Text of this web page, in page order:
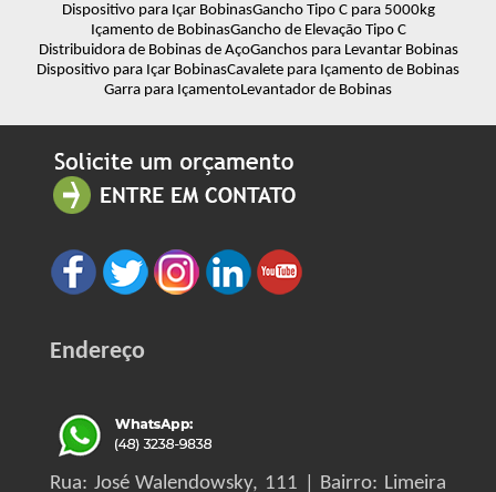
Dispositivo para Içar BobinasGancho Tipo C para 5000kg
Içamento de BobinasGancho de Elevação Tipo C
Distribuidora de Bobinas de AçoGanchos para Levantar Bobinas
Dispositivo para Içar BobinasCavalete para Içamento de Bobinas
Garra para IçamentoLevantador de Bobinas
Endereço
Rua: José Walendowsky, 111 | Bairro: Limeira